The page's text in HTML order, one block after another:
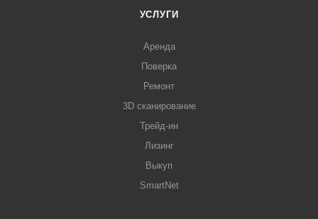
УСЛУГИ
Аренда
Поверка
Ремонт
3D сканирование
Трейд-ин
Лизинг
Выкуп
SmartNet